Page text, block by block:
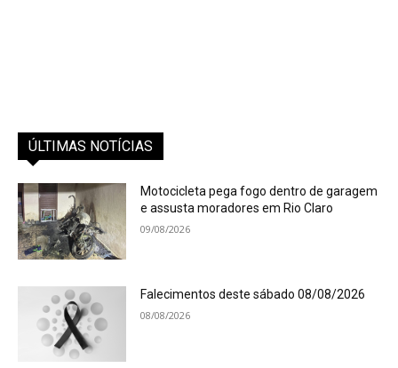
ÚLTIMAS NOTÍCIAS
Motocicleta pega fogo dentro de garagem
e assusta moradores em Rio Claro
09/08/2026
Falecimentos deste sábado 08/08/2026
08/08/2026